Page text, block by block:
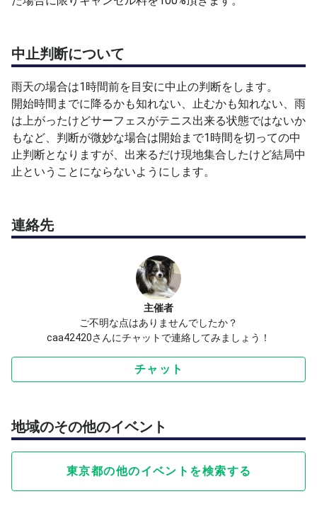
中止判断について
雨天の場合は1時間前を目安に中止の判断をします。
開始時間までに降るかも知れない、止むかも知れない、雨
は上がったけどサーフェスがテニス出来る状態ではないか
もなど、判断が微妙な場合は開始まで1時間を切っての中
止判断となりますが、出来るだけ現地集合したけど結局中
止ということにならないようにします。
連絡先
主催者
ご不明な点はありませんでしたか？
caa42420さんにチャットで連絡してみましょう！
チャット
地域のその他のイベント
東京都の他のイベントを検索する